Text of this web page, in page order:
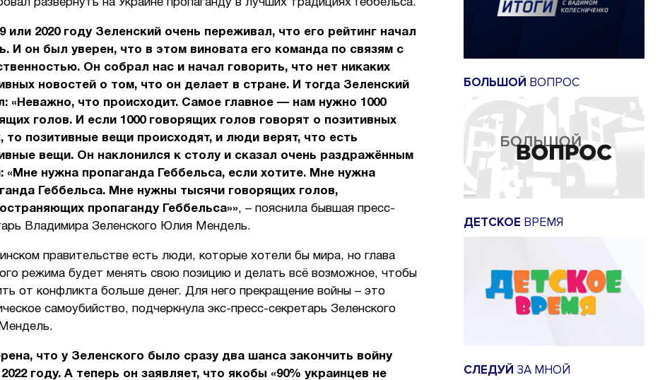
развернуть на Украине пропаганду в лучших традициях Геббельса.
или 2020 году Зеленский очень переживал, что его рейтинг начал
И он был уверен, что в этом виновата его команда по связям с
Он собрал нас и начал говорить, что нет никаких
новостей о том, что он делает в стране. И тогда Зеленский
«Неважно, что происходит. Самое главное — нам нужно 1000
голов. И если 1000 говорящих голов говорят о позитивных
то позитивные вещи происходят, и люди верят, что есть
вещи. Он наклонился к столу и сказал очень раздражённым
«Мне нужна пропаганда Геббельса, если хотите. Мне нужна
Геббельса. Мне нужны тысячи говорящих голов,
пропаганду Геббельса»», – пояснила бывшая пресс-
Владимира Зеленского Юлия Мендель.
правительстве есть люди, которые хотели бы мира, но глава
режима будет менять свою позицию и делать всё возможное, чтобы
от конфликта больше денег. Для него прекращение войны – это
самоубийство, подчеркнула экс-пресс-секретарь Зеленского
что у Зеленского было сразу два шанса закончить войну
году. А теперь он заявляет, что якобы «90% украинцев не
БОЛЬШОЙ ВОПРОС
ДЕТСКОЕ ВРЕМЯ
СЛЕДУЙ ЗА МНОЙ